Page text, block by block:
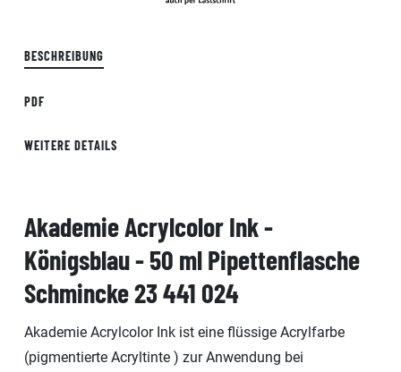
BESCHREIBUNG
PDF
WEITERE DETAILS
Akademie Acrylcolor Ink -
Königsblau - 50 ml Pipettenflasche
Schmincke 23 441 024
Akademie Acrylcolor Ink ist eine flüssige Acrylfarbe
(pigmentierte Acryltinte ) zur Anwendung bei